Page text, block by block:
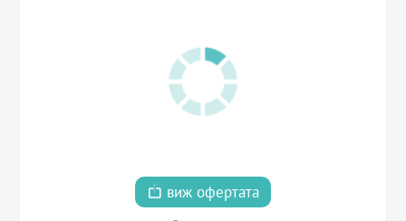
виж офертата